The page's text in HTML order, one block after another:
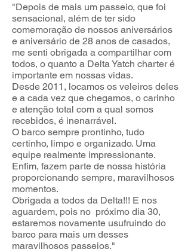
"Depois de mais um passeio, que foi
sensacional, além de ter sido
comemoração de nossos aniversários
e aniversário de 28 anos de casados,
me senti obrigada a compartilhar com
todos, o quanto a Delta Yatch charter é
importante em nossas vidas.
Desde 2011, locamos os veleiros deles
e a cada vez que chegamos, o carinho
e atenção total com a qual somos
recebidos, é inenarrável.
O barco sempre prontinho, tudo
certinho, limpo e organizado. Uma
equipe realmente impressionante.
Enfim, fazem parte de nossa história
proporcionando sempre, maravilhosos
momentos.
Obrigada a todos da Delta!!! E nos
aguardem, pois no próximo dia 30,
estaremos novamente usufruindo do
barco para mais um desses
maravilhosos passeios."